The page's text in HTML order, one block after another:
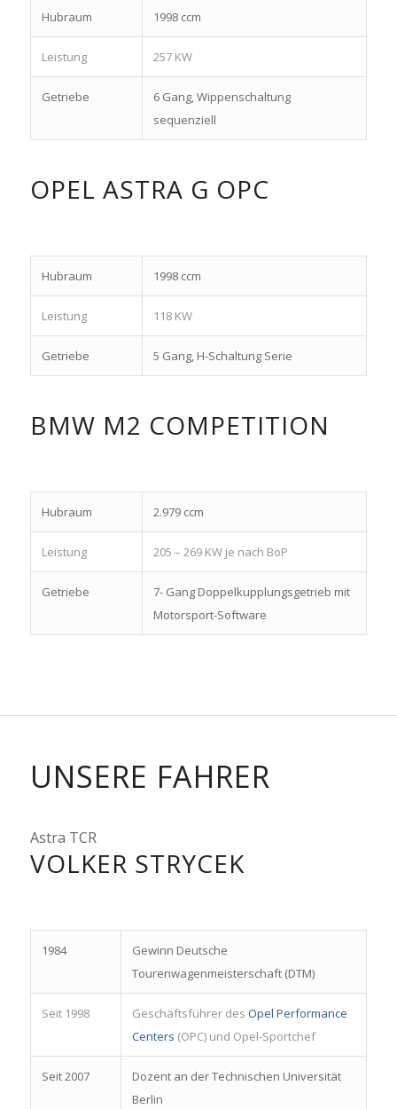
Hubraum 1998 ccm
Leistung 257 KW
Getriebe
6 Gang, Wippenschaltung
sequenziell
OPEL ASTRA G OPC
Hubraum 1998 ccm
Leistung 118 KW
Getriebe 5 Gang, H-Schaltung Serie
BMW M2 COMPETITION
Hubraum 2.979 ccm
Leistung 205 – 269 KW je nach BoP
Getriebe
7- Gang Doppelkupplungsgetrieb mit
Motorsport-Software
UNSERE FAHRER
Astra TCR
VOLKER STRYCEK
1984
Gewinn Deutsche
Tourenwagenmeisterschaft (DTM)
Seit 1998 Geschäftsführer des Opel Performance
Centers (OPC) und Opel-Sportchef
Seit 2007
Dozent an der Technischen Universität
Berlin